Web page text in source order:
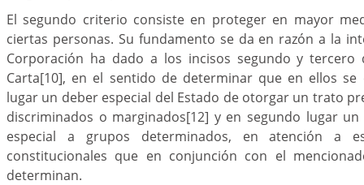
El segundo criterio consiste en proteger en mayor
ciertas personas. Su fundamento se da en razón a la
Corporación ha dado a los incisos segundo y
Carta[10], en el sentido de determinar que en ellos se
lugar un deber especial del Estado de otorgar un trato
discriminados o marginados[12] y en segundo lugar
especial a grupos determinados, en atención a
constitucionales que en conjunción con el
determinan.